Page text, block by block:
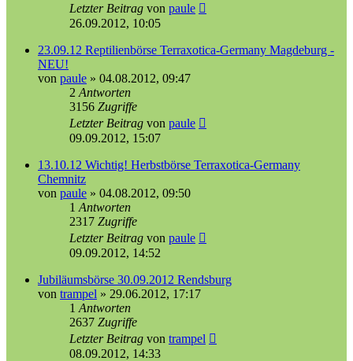
Letzter Beitrag von paule
26.09.2012, 10:05
23.09.12 Reptilienbörse Terraxotica-Germany Magdeburg -
NEU!
von paule » 04.08.2012, 09:47
2 Antworten
3156 Zugriffe
Letzter Beitrag von paule
09.09.2012, 15:07
13.10.12 Wichtig! Herbstbörse Terraxotica-Germany
Chemnitz
von paule » 04.08.2012, 09:50
1 Antworten
2317 Zugriffe
Letzter Beitrag von paule
09.09.2012, 14:52
Jubiläumsbörse 30.09.2012 Rendsburg
von trampel » 29.06.2012, 17:17
1 Antworten
2637 Zugriffe
Letzter Beitrag von trampel
08.09.2012, 14:33